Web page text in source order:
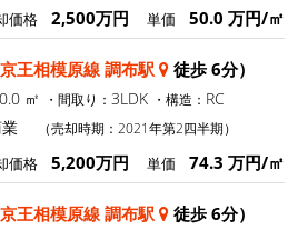
価格 2,500万円 単価 50.0 万円/㎡
京王相模原線 調布駅 徒歩 6分）
㎡ ・間取り： 3LDK ・構造： RC
業 （売却時期：2021年第2四半期）
価格 5,200万円 単価 74.3 万円/㎡
京王相模原線 調布駅 徒歩 6分）